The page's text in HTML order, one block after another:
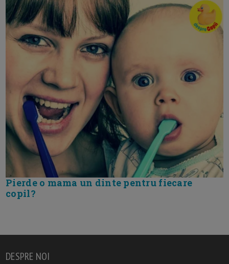
Pierde o mama un dinte pentru fiecare
copil?
DESPRE NOI